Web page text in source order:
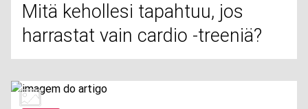
Mitä kehollesi tapahtuu, jos
harrastat vain cardio -treeniä?